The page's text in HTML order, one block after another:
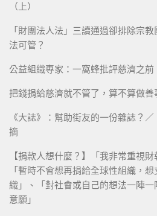
（上）
「財團法人法」三讀通過卻排除宗
法可管？
公益組織專家：一窩蜂批評慈濟之前
把錢捐給慈濟就不管了，算不算做善
《大誌》：幫助街友的一份雜誌？
摘
【捐款人想什麼？】「我非常重視
「暫時不會想再捐給全球性組織，
織」、「對社會或自己的想法一陣
意願」